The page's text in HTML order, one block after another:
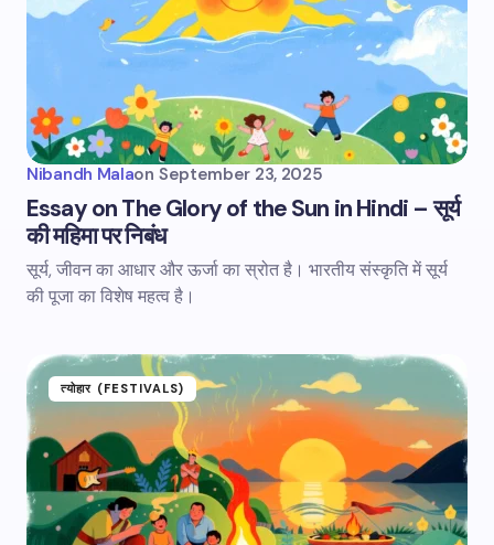
Nibandh Malaon September 23, 2025
Essay on The Glory of the Sun in Hindi – सूर्य
की महिमा पर निबंध
सूर्य, जीवन का आधार और ऊर्जा का स्रोत है। भारतीय संस्कृति में सूर्य
की पूजा का विशेष महत्व है।
त्योहार (FESTIVALS)